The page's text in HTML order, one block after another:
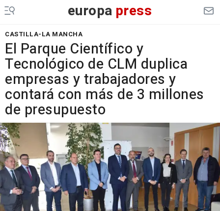
europa press
CASTILLA-LA MANCHA
El Parque Científico y
Tecnológico de CLM duplica
empresas y trabajadores y
contará con más de 3 millones
de presupuesto